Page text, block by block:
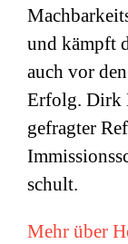
und kämpft
auch vor
Erfolg. Dirk
gefragter
schult.
Mehr über